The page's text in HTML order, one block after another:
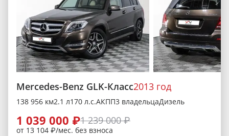
Mercedes-Benz GLK-Класс2013 год
138 956 км2.1 л170 л.с.АКПП3 владельцаДизель
1 039 000 ₽1 239 000 ₽
от 13 104 ₽/мес. без взноса